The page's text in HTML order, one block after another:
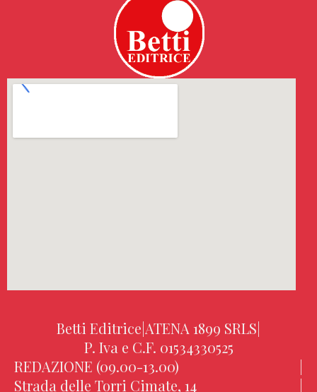
Betti Editrice|ATENA 1899 SRLS|
P. Iva e C.F. 01534330525
REDAZIONE (09.00-13.00)
|
Strada delle Torri Cimate, 14
|